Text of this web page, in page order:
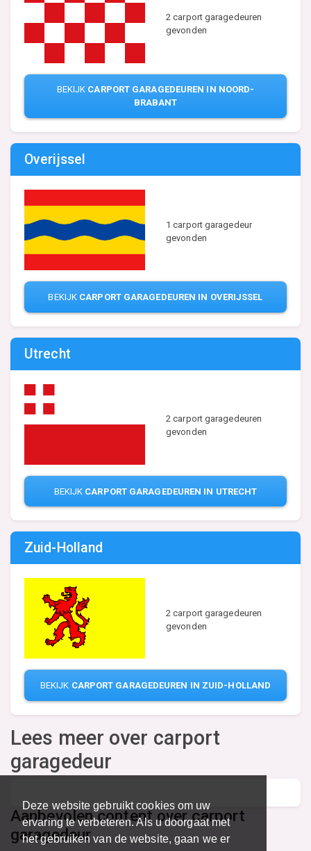
Deze website gebruikt cookies om uw
ervaring te verbeteren. Als u doorgaat met
het gebruiken van de website, gaan we er
2 carport garagedeuren
gevonden
BEKIJK CARPORT GARAGEDEUREN IN NOORD-
BRABANT
Overijssel
1 carport garagedeur
gevonden
BEKIJK CARPORT GARAGEDEUREN IN OVERIJSSEL
Utrecht
2 carport garagedeuren
gevonden
BEKIJK CARPORT GARAGEDEUREN IN UTRECHT
Zuid-Holland
2 carport garagedeuren
gevonden
BEKIJK CARPORT GARAGEDEUREN IN ZUID-HOLLAND
Lees meer over carport
garagedeur
Aanbevolen content over carport
garagedeur